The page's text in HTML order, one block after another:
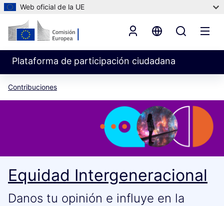
Web oficial de la UE
Plataforma de participación ciudadana
Contribuciones
Equidad Intergeneracional
Danos tu opinión e influye en la